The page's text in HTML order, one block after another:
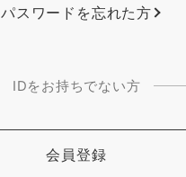
パスワードを忘れた方
IDをお持ちでない方
会員登録